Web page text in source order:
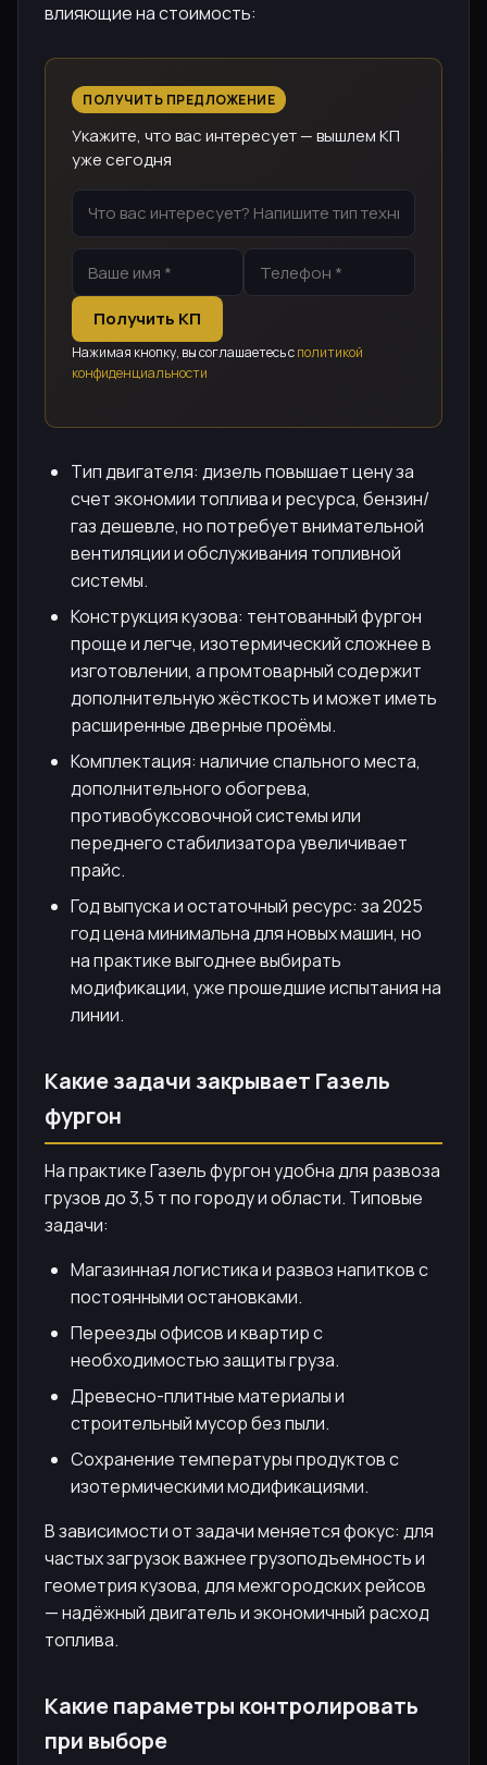
влияющие на стоимость:
ПОЛУЧИТЬ ПРЕДЛОЖЕНИЕ
Укажите, что вас интересует — вышлем КП
уже сегодня
Получить КП
Нажимая кнопку, вы соглашаетесь сполитикой
конфиденциальности
Тип двигателя: дизель повышает цену за
счет экономии топлива и ресурса, бензин/
газ дешевле, но потребует внимательной
вентиляции и обслуживания топливной
системы.
Конструкция кузова: тентованный фургон
проще и легче, изотермический сложнее в
изготовлении, а промтоварный содержит
дополнительную жёсткость и может иметь
расширенные дверные проёмы.
Комплектация: наличие спального места,
дополнительного обогрева,
противобуксовочной системы или
переднего стабилизатора увеличивает
прайс.
Год выпуска и остаточный ресурс: за 2025
год цена минимальна для новых машин, но
на практике выгоднее выбирать
модификации, уже прошедшие испытания на
линии.
Какие задачи закрывает Газель
фургон
На практике Газель фургон удобна для развоза
грузов до 3,5 т по городу и области. Типовые
задачи:
Магазинная логистика и развоз напитков с
постоянными остановками.
Переезды офисов и квартир с
необходимостью защиты груза.
Древесно-плитные материалы и
строительный мусор без пыли.
Сохранение температуры продуктов с
изотермическими модификациями.
В зависимости от задачи меняется фокус: для
частых загрузок важнее грузоподъемность и
геометрия кузова, для межгородских рейсов
— надёжный двигатель и экономичный расход
топлива.
Какие параметры контролировать
при выборе